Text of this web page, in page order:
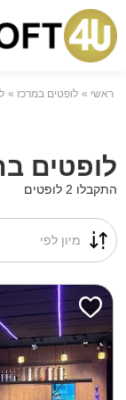
ראשי לופטים במרכז
לופטים
התקבלו 2 לופטים
מיון לפי